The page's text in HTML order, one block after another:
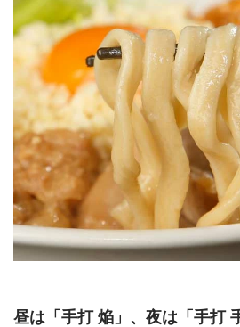
昼は「手打 焔」、夜は「手打